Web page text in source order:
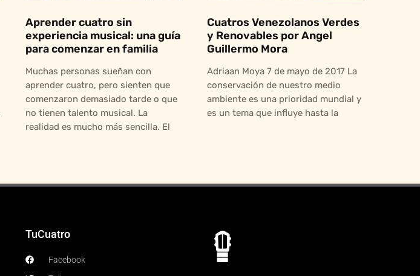
Aprender cuatro sin
experiencia musical: una guía
para comenzar en familia
Muchas personas sueñan con
aprender cuatro, pero sienten que
comenzaron demasiado tarde o que
no tienen talento musical. La
realidad es mucho más sencilla. El
Cuatros Venezolanos Verdes
y Renovables por Angel
Guillermo Mora
Adriaan Moya 7 de mayo de 2017 La
conservación de nuestro medio
ambiente es una prioridad mundial y
es un tema que influye hasta la
TuCuatro
Facebook